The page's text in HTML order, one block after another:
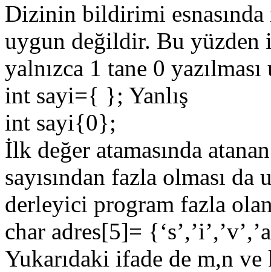
Dizinin bildirimi
uygun değildir. Bu yüzden
yalnızca 1 tane 0
int sayi={ }; Yanlış
int sayi{0};
İlk değer atamasında
sayısından fazla olması
derleyici program fazla
char adres[5]=
Yukarıdaki ifade de m,n